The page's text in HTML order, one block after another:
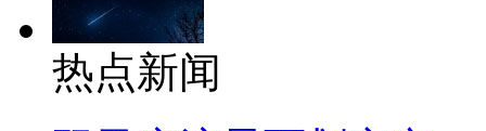
热点新闻